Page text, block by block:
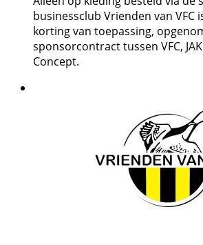
businessclub Vrienden van VFC
korting van toepassing,
sponsorcontract tussen VFC,
Concept.